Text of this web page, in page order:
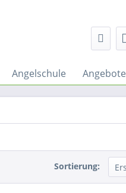
Angelschule Angebote
Sortierung: